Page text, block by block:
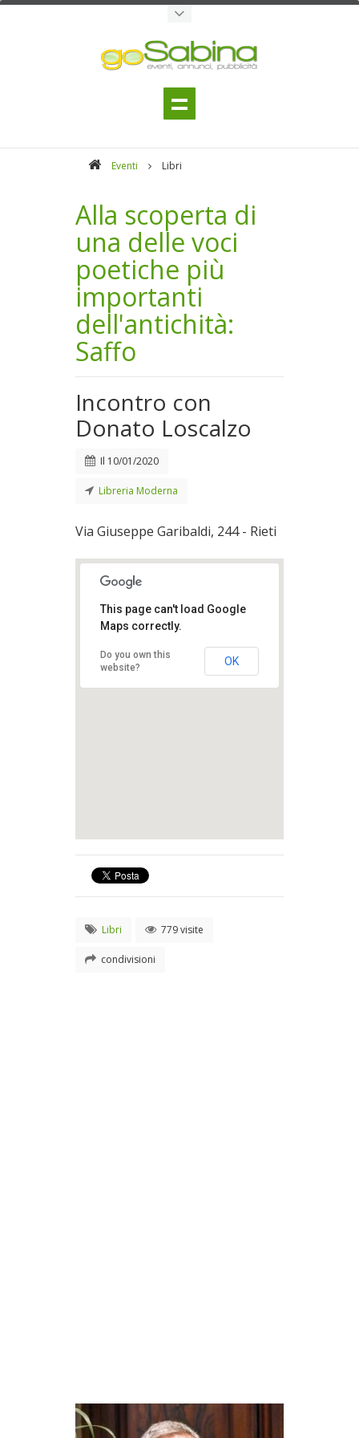
Eventi Libri
Alla scoperta di
una delle voci
poetiche più
importanti
dell'antichità:
Saffo
Incontro con
Donato Loscalzo
Il 10/01/2020
Libreria Moderna
Via Giuseppe Garibaldi, 244 - Rieti
This page can't load Google
Maps correctly.
Do you own this
website?
OK
Libri 779 visite
condivisioni